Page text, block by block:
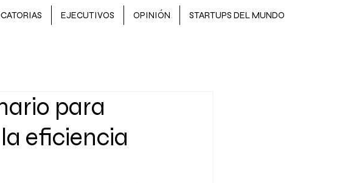
EJECUTIVOS OPINIÓN STARTUPS DEL MUNDO
para
eficiencia